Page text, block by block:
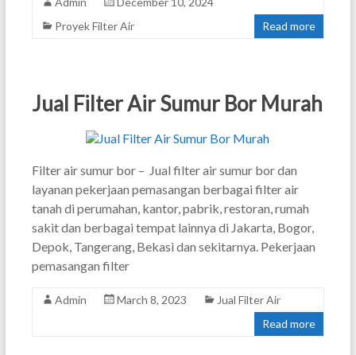
Proyek Filter Air
Read more
Jual Filter Air Sumur Bor Murah
Filter air sumur bor – Jual filter air sumur bor dan
layanan pekerjaan pemasangan berbagai filter air
tanah di perumahan, kantor, pabrik, restoran, rumah
sakit dan berbagai tempat lainnya di Jakarta, Bogor,
Depok, Tangerang, Bekasi dan sekitarnya. Pekerjaan
pemasangan filter
Admin March 8, 2023
Jual Filter Air
Read more